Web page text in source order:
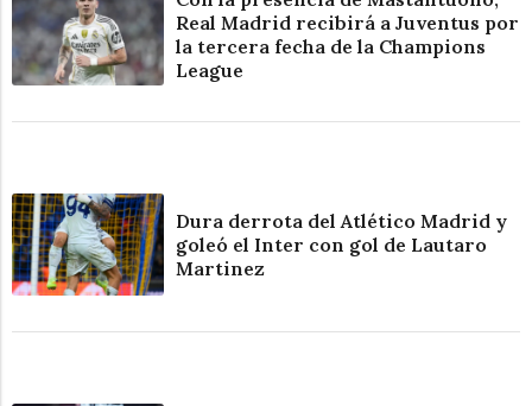
Real Madrid recibirá a Juventus por
la tercera fecha de la Champions
League
Dura derrota del Atlético Madrid y
goleó el Inter con gol de Lautaro
Martinez